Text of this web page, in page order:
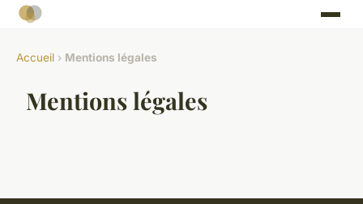
Accueil › Mentions légales
Mentions légales